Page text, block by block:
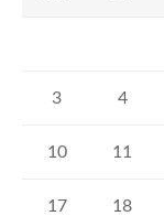
3 4
10 11
17 18